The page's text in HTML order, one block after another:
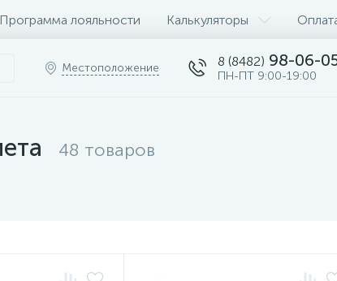
Программа лояльности Калькуляторы
Местоположение 8 (8482) 98-06-
ПН-ПТ 9:00-19:00
48 товаров